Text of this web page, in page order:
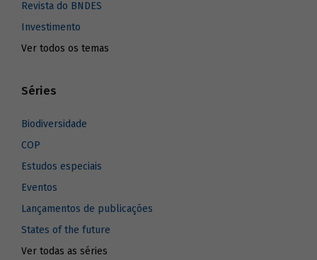
Revista do BNDES
Investimento
Ver todos os temas
Séries
Biodiversidade
COP
Estudos especiais
Eventos
Lançamentos de publicações
States of the future
Ver todas as séries